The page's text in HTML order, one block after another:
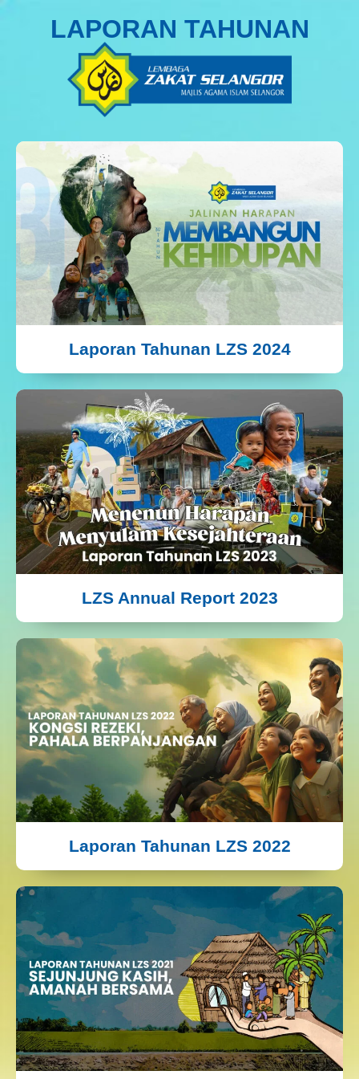
LAPORAN TAHUNAN
Laporan Tahunan LZS 2024
LZS Annual Report 2023
Laporan Tahunan LZS 2022